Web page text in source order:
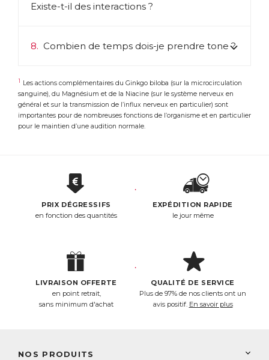
Existe-t-il des interactions ?
8. Combien de temps dois-je prendre tone ?
1
Les actions complémentaires du Ginkgo biloba (sur la microcirculation
sanguine), du Magnésium et de la Niacine (sur le système nerveux en
général et sur la transmission de l’influx nerveux en particulier) sont
importantes pour de nombreuses fonctions de l’organisme et en particulier
pour le maintien d’une audition normale.
PRIX DÉGRESSIFS
en fonction des quantités
EXPÉDITION RAPIDE
le jour même
LIVRAISON OFFERTE
en point retrait,
sans minimum d'achat
QUALITÉ DE SERVICE
Plus de 97% de nos clients ont un
avis positif. En savoir plus
NOS PRODUITS